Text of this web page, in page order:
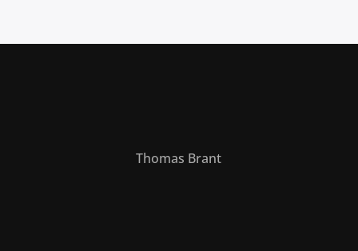
Thomas Brant